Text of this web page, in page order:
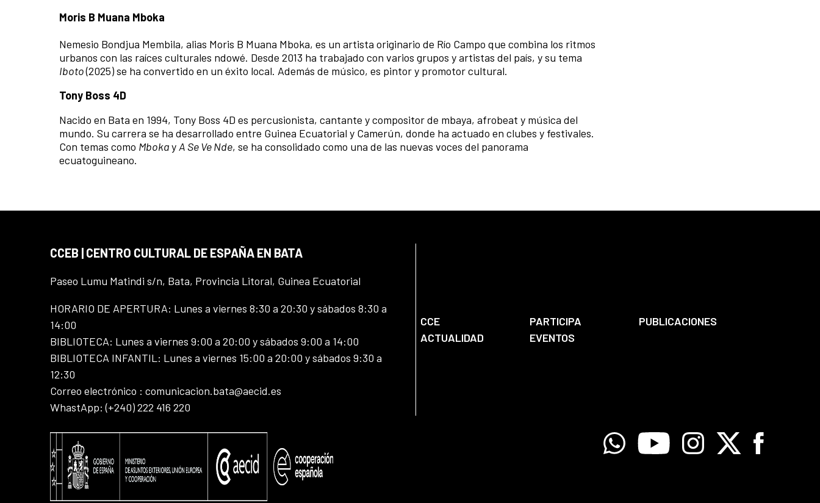
Moris B Muana Mboka
Nemesio Bondjua Membila, alias Moris B Muana Mboka, es un artista originario de Río Campo que combina los ritmos
urbanos con las raíces culturales ndowé. Desde 2013 ha trabajado con varios grupos y artistas del país, y su tema
Iboto(2025) se ha convertido en un éxito local. Además de músico, es pintor y promotor cultural.
Tony Boss 4D
Nacido en Bata en 1994, Tony Boss 4D es percusionista, cantante y compositor de mbaya, afrobeat y música del
mundo. Su carrera se ha desarrollado entre Guinea Ecuatorial y Camerún, donde ha actuado en clubes y festivales.
Con temas como MbokayA Se Ve Nde, se ha consolidado como una de las nuevas voces del panorama
ecuatoguineano.
CCEB | CENTRO CULTURAL DE ESPAÑA EN BATA
Paseo Lumu Matindi s/n, Bata, Provincia Litoral, Guinea Ecuatorial
HORARIO DE APERTURA: Lunes a viernes 8:30 a 20:30 y sábados 8:30 a
14:00
BIBLIOTECA: Lunes a viernes 9:00 a 20:00 y sábados 9:00 a 14:00
BIBLIOTECA INFANTIL: Lunes a viernes 15:00 a 20:00 y sábados 9:30 a
12:30
Correo electrónico : comunicacion.bata@aecid.es
WhastApp: (+240) 222 416 220
CCE PARTICIPA
PUBLICACIONES
ACTUALIDAD
EVENTOS
WhatsappYoutube Instagram
X Facebook